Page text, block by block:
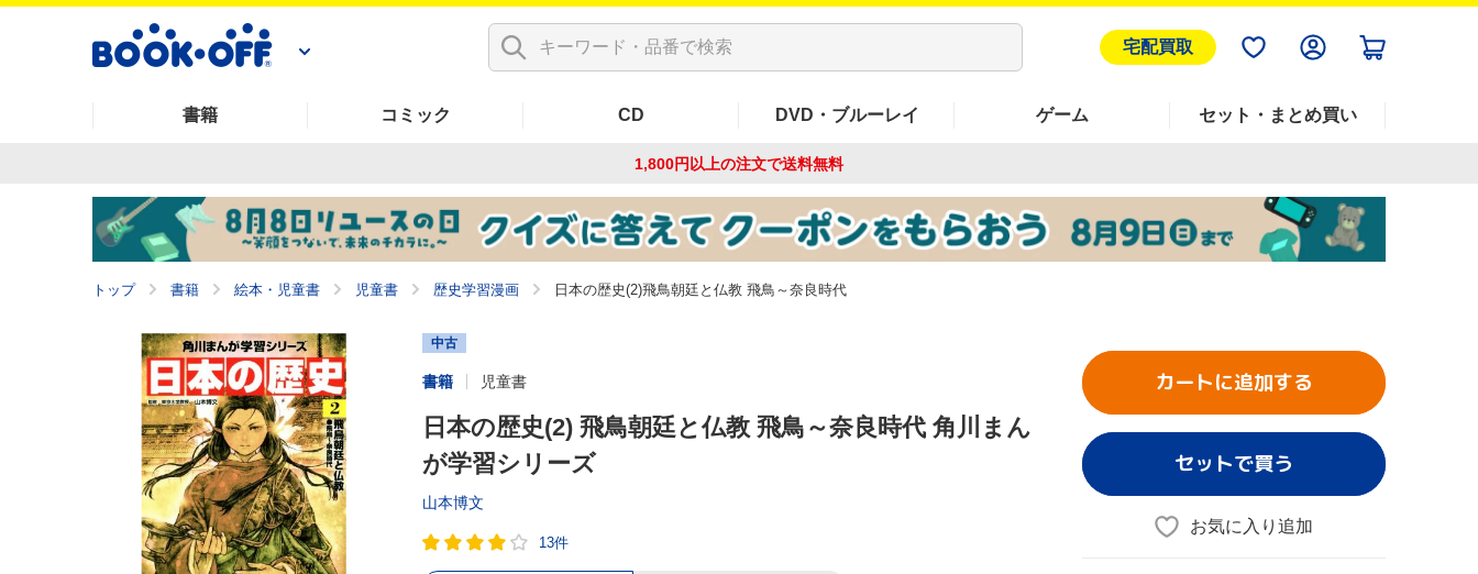
宅配買取
書籍 コミック CD DVD・ブルーレイ ゲーム セット・まとめ買い
1,800円以上の注文で送料無料
トップ 書籍 絵本・児童書 児童書 歴史学習漫画 日本の歴史(2)飛鳥朝廷と仏教 飛鳥～奈良時代
中古
書籍 児童書
日本の歴史(2) 飛鳥朝廷と仏教 飛鳥～奈良時代 角川まん
が学習シリーズ
山本博文
13件
カートに追加する
セットで買う
お気に入り追加